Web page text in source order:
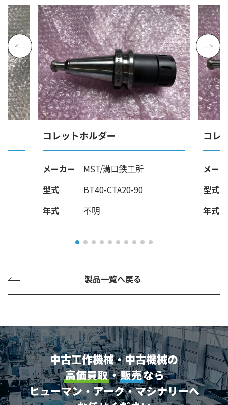
コレットホルダー
メーカー
MST/溝口鉄工所
型式
BT40-CTA20-90
年式
不明
コレ
メー
型式
年式
製品一覧へ戻る
中古工作機械・中古機械の
高価買取・販売なら
ヒューマン・アーク・マシナリーへ